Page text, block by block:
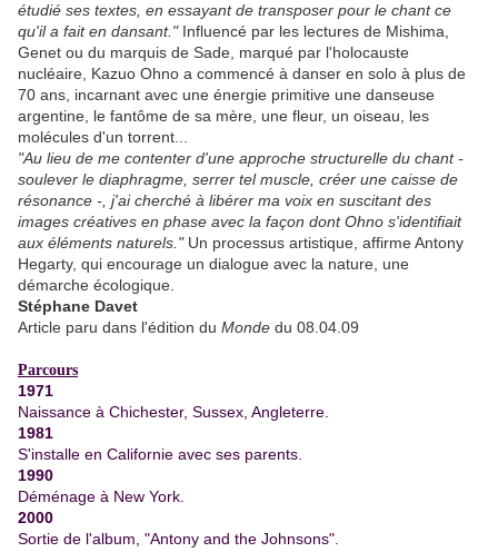
étudié ses textes, en essayant de transposer pour le chant ce
qu'il a fait en dansant."Influencé par les lectures de Mishima,
Genet ou du marquis de Sade, marqué par l'holocauste
nucléaire, Kazuo Ohno a commencé à danser en solo à plus de
70 ans, incarnant avec une énergie primitive une danseuse
argentine, le fantôme de sa mère, une fleur, un oiseau, les
molécules d'un torrent...
"Au lieu de me contenter d'une approche structurelle du chant -
soulever le diaphragme, serrer tel muscle, créer une caisse de
résonance -, j'ai cherché à libérer ma voix en suscitant des
images créatives en phase avec la façon dont Ohno s'identifiait
aux éléments naturels."Un processus artistique, affirme Antony
Hegarty, qui encourage un dialogue avec la nature, une
démarche écologique.
Stéphane Davet
Article paru dans l'édition du Monde du 08.04.09
Parcours
1971
Naissance à Chichester, Sussex, Angleterre.
1981
S'installe en Californie avec ses parents.
1990
Déménage à New York.
2000
Sortie de l'album, "Antony and the Johnsons".